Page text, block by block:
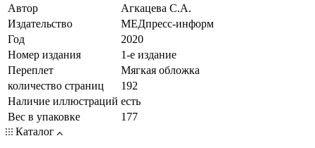
Автор
Агкацева С.А.
Издательство
МЕДпресс-информ
Год
2020
Номер издания
1-е издание
Переплет
Мягкая обложка
количество страниц
192
Наличие иллюстраций есть
Вес в упаковке
177
Каталог